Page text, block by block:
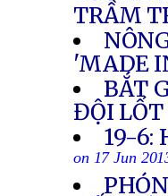
TRẦM
'MADE
BẮT
ĐỘI
19-6:
on 17 Jun